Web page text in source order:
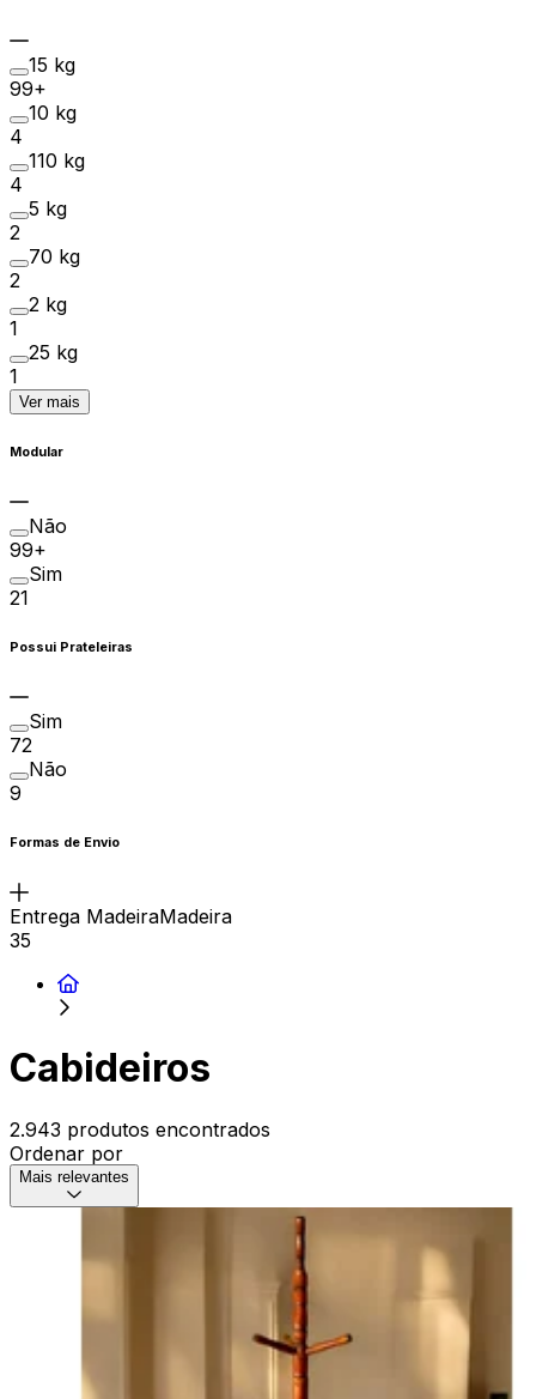
15 kg
99+
10 kg
4
110 kg
4
5 kg
2
70 kg
2
2 kg
1
25 kg
1
Ver mais
Modular
Não
99+
Sim
21
Possui Prateleiras
Sim
72
Não
9
Formas de Envio
Entrega MadeiraMadeira
35
Cabideiros
2.943 produtos encontrados
Ordenar por
Mais relevantes